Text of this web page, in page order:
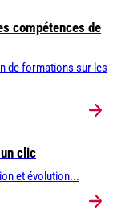
compétences de
de formations sur les
clic
et évolution...